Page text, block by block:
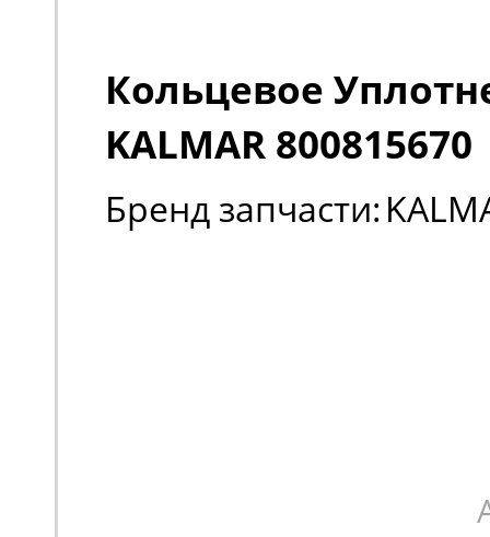
Кольцевое
KALMAR 800815670
Бренд запчасти: